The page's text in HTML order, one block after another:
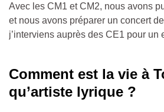
Avec les CM1 et CM2, nous avons
et nous avons préparer un concert
j’interviens auprès des CE1 pour un
Comment est la vie à
qu’artiste lyrique ?